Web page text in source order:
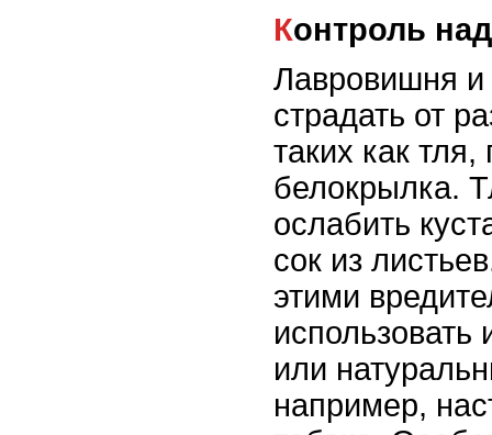
Контроль
Лавровишня и
страдать от
таких как
белокрылка.
ослабить
сок из
этими
использовать
или
например,